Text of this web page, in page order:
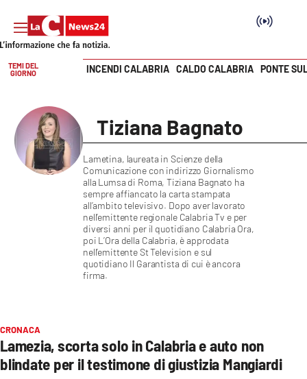
SEZIONI
Cronaca
Politica
Economia e lavoro
Italia Mondo
Sport
Vai
TEMI DEL
GIORNO
INCENDI CALABRIA CALDO CALABRIA PONTE
Tiziana Bagnato
Lametina, laureata in Scienze della
Comunicazione con indirizzo Giornalismo
alla Lumsa di Roma, Tiziana Bagnato ha
sempre affiancato la carta stampata
all’ambito televisivo. Dopo aver lavorato
nell’emittente regionale Calabria Tv e per
diversi anni per il quotidiano Calabria Ora,
poi L’Ora della Calabria, è approdata
nell’emittente St Television e sul
quotidiano Il Garantista di cui è ancora
firma.
CRONACA
Lamezia, scorta solo in Calabria e auto non
blindate per il testimone di giustizia Mangiardi